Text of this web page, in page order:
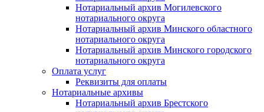
Нотариальный архив Могилевского
нотариального округа
Нотариальный архив Минского областного
нотариального округа
Нотариальный архив Минского городского
нотариального округа
Оплата услуг
Реквизиты для оплаты
Нотариальные архивы
Нотариальный архив Брестского